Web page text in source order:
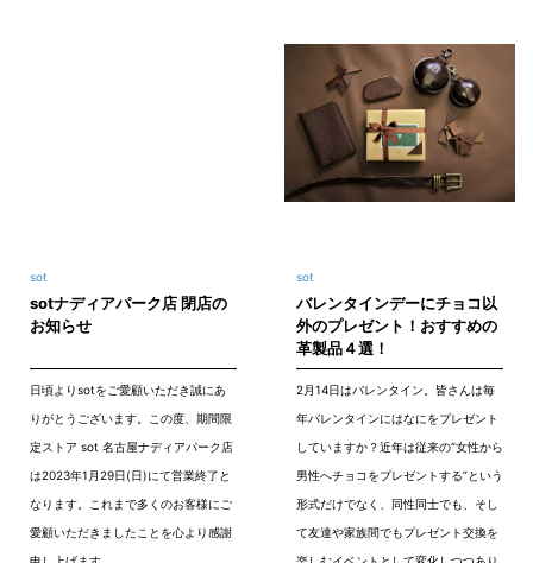
sot
sotナディアパーク店 閉店の
お知らせ
日頃よりsotをご愛顧いただき誠にあ
りがとうございます。この度、期間限
定ストア sot 名古屋ナディアパーク店
は2023年1月29日(日)にて営業終了と
なります。これまで多くのお客様にご
愛顧いただきましたことを心より感謝
sot
バレンタインデーにチョコ以
外のプレゼント！おすすめの
革製品４選！
2月14日はバレンタイン。皆さんは毎
年バレンタインにはなにをプレゼント
していますか？近年は従来の“女性から
男性へチョコをプレゼントする”という
形式だけでなく、同性同士でも、そし
て友達や家族間でもプレゼント交換を